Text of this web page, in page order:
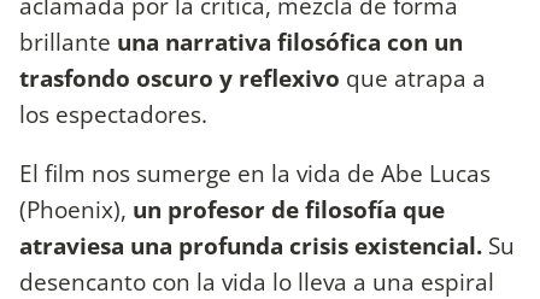
brillante una narrativa filosófica con un
trasfondo oscuro y reflexivo que atrapa a
los espectadores.
El film nos sumerge en la vida de Abe Lucas
(Phoenix), un profesor de filosofía que
atraviesa una profunda crisis existencial. Su
desencanto con la vida lo lleva a una espiral